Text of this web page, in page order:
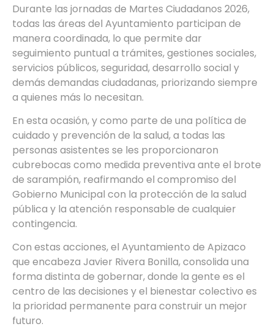
Durante las jornadas de Martes Ciudadanos 2026,
todas las áreas del Ayuntamiento participan de
manera coordinada, lo que permite dar
seguimiento puntual a trámites, gestiones sociales,
servicios públicos, seguridad, desarrollo social y
demás demandas ciudadanas, priorizando siempre
a quienes más lo necesitan.
En esta ocasión, y como parte de una política de
cuidado y prevención de la salud, a todas las
personas asistentes se les proporcionaron
cubrebocas como medida preventiva ante el brote
de sarampión, reafirmando el compromiso del
Gobierno Municipal con la protección de la salud
pública y la atención responsable de cualquier
contingencia.
Con estas acciones, el Ayuntamiento de Apizaco
que encabeza Javier Rivera Bonilla, consolida una
forma distinta de gobernar, donde la gente es el
centro de las decisiones y el bienestar colectivo es
la prioridad permanente para construir un mejor
futuro.